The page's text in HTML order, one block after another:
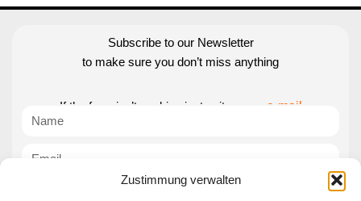
Zustimmung verwalten
Subscribe to our Newsletter
to make sure you don’t miss anything
If the form isn’t working just write us an e-mail